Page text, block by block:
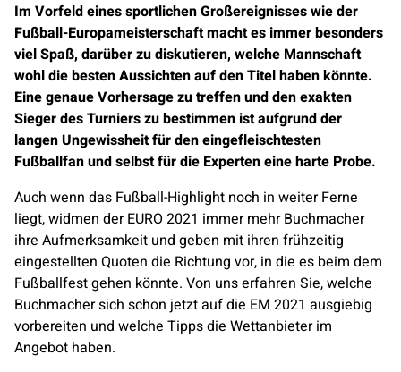
Im Vorfeld eines sportlichen Großereignisses wie der
Fußball-Europameisterschaft macht es immer besonders
viel Spaß, darüber zu diskutieren, welche Mannschaft
wohl die besten Aussichten auf den Titel haben könnte.
Eine genaue Vorhersage zu treffen und den exakten
Sieger des Turniers zu bestimmen ist aufgrund der
langen Ungewissheit für den eingefleischtesten
Fußballfan und selbst für die Experten eine harte Probe.
Auch wenn das Fußball-Highlight noch in weiter Ferne
liegt, widmen der EURO 2021 immer mehr Buchmacher
ihre Aufmerksamkeit und geben mit ihren frühzeitig
eingestellten Quoten die Richtung vor, in die es beim dem
Fußballfest gehen könnte. Von uns erfahren Sie, welche
Buchmacher sich schon jetzt auf die EM 2021 ausgiebig
vorbereiten und welche Tipps die Wettanbieter im
Angebot haben.